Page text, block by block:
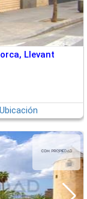
Llevant
Ubicación